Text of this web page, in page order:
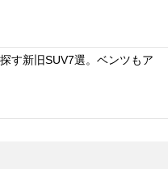
す新旧SUV7選。ベンツもア